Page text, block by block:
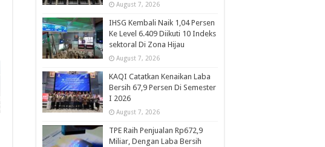
August 7, 2026
IHSG Kembali Naik 1,04 Persen
Ke Level 6.409 Diikuti 10 Indeks
sektoral Di Zona Hijau
August 7, 2026
KAQI Catatkan Kenaikan Laba
Bersih 67,9 Persen Di Semester
I 2026
August 7, 2026
TPE Raih Penjualan Rp672,9
Miliar, Dengan Laba Bersih